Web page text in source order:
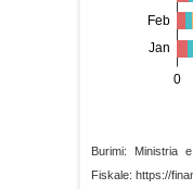
Burimi: Ministria
Fiskale: https://